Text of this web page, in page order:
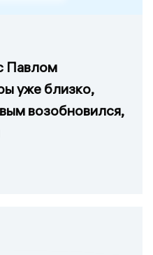
Павлом
уже близко,
возобновился,